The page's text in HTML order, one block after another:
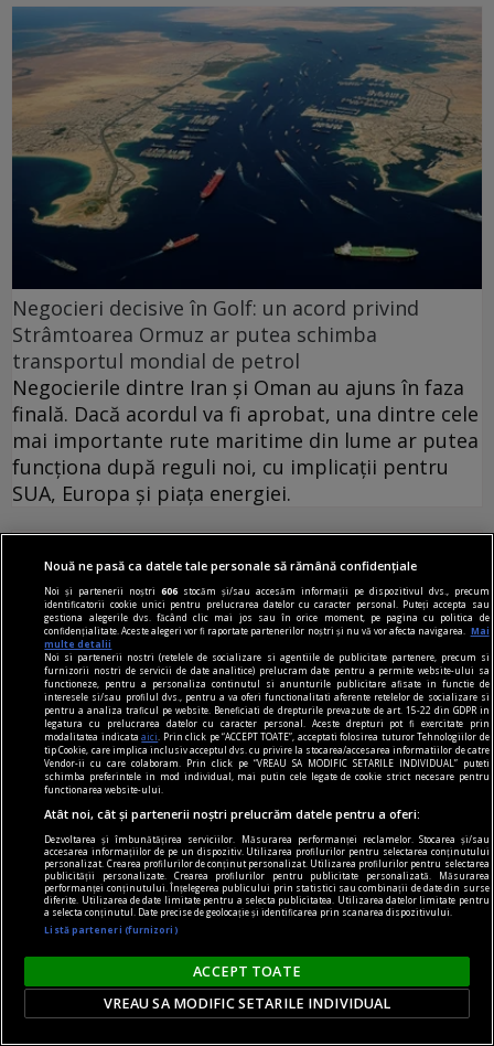
Negocieri decisive în Golf: un acord privind
Strâmtoarea Ormuz ar putea schimba
transportul mondial de petrol
Negocierile dintre Iran și Oman au ajuns în faza
finală. Dacă acordul va fi aprobat, una dintre cele
mai importante rute maritime din lume ar putea
funcționa după reguli noi, cu implicații pentru
SUA, Europa și piața energiei.
75% dintre bolile de inimă pot fi prevenite.
Cardiolog: „Cei mai mulți factori de risc țin de
stilul nostru de viață”
Bolile cardiovasculare sunt, în continuare,
principala cauză de mortalitate în România,
jumătate dintre decesele înregistrate într-un an
având la bază o patologie cardiovasculară.
Nouă ne pasă ca datele tale personale să rămână confidențiale
Noi și partenerii noștri606 stocăm și/sau accesăm informații pe dispozitivul dvs., precum
identificatorii cookie unici pentru prelucrarea datelor cu caracter personal. Puteți accepta sau
gestiona alegerile dvs. făcând clic mai jos sau în orice moment, pe pagina cu politica de
confidențialitate. Aceste alegeri vor fi raportate partenerilor noștri și nu vă vor afecta navigarea.
Mai
multe detalii
Noi si partenerii nostri (retelele de socializare si agentiile de publicitate partenere, precum si
furnizorii nostri de servicii de date analitice) prelucram date pentru a permite website-ului sa
functioneze, pentru a personaliza continutul si anunturile publicitare afisate in functie de
interesele si/sau profilul dvs., pentru a va oferi functionalitati aferente retelelor de socializare si
pentru a analiza traficul pe website. Beneficiati de drepturile prevazute de art. 15-22 din GDPR in
legatura cu prelucrarea datelor cu caracter personal. Aceste drepturi pot fi exercitate prin
modalitatea indicataaici
. Prin click pe “ACCEPT TOATE”, acceptati folosirea tuturor Tehnologiilor de
tip Cookie, care implica inclusiv acceptul dvs. cu privire la stocarea/accesarea informatiilor de catre
Vendor-ii cu care colaboram. Prin click pe “VREAU SA MODIFIC SETARILE INDIVIDUAL” puteti
schimba preferintele in mod individual, mai putin cele legate de cookie strict necesare pentru
functionarea website-ului.
Atât noi, cât și partenerii noștri prelucrăm datele pentru a oferi:
Dezvoltarea și îmbunătățirea serviciilor. Măsurarea performanței reclamelor. Stocarea și/sau
accesarea informațiilor de pe un dispozitiv. Utilizarea profilurilor pentru selectarea conținutului
personalizat. Crearea profilurilor de conținut personalizat. Utilizarea profilurilor pentru selectarea
publicității personalizate. Crearea profilurilor pentru publicitate personalizată. Măsurarea
performanței conținutului. Înțelegerea publicului prin statistici sau combinații de date din surse
diferite. Utilizarea de date limitate pentru a selecta publicitatea. Utilizarea datelor limitate pentru
a selecta conținutul. Date precise de geolocație și identificarea prin scanarea dispozitivului.
Listă parteneri (furnizori)
ACCEPT TOATE
VREAU SA MODIFIC SETARILE INDIVIDUAL